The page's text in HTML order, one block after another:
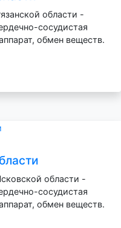
области -
сосудистая
обмен веществ.
области -
сосудистая
обмен веществ.